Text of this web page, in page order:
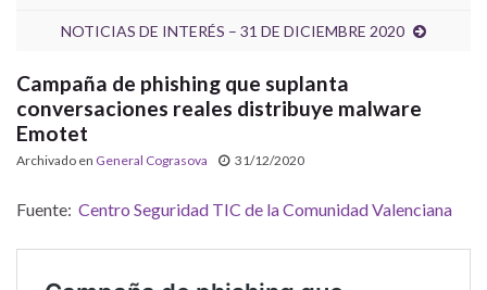
NOTICIAS DE INTERÉS – 31 DE DICIEMBRE 2020
Campaña de phishing que suplanta
conversaciones reales distribuye malware
Emotet
Archivado en General Cograsova 31/12/2020
Fuente: Centro Seguridad TIC de la Comunidad Valenciana